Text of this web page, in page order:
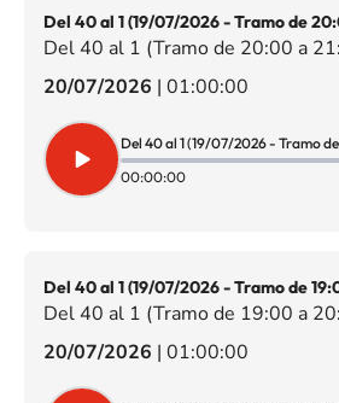
Del 40 al 1 (19/07/2026 - Tramo de
Del 40 al 1 (Tramo de 20:00 a
20/07/2026 | 01:00:00
00:00:00
Del 40 al 1 (19/07/2026 - Tramo de
Del 40 al 1 (Tramo de 19:00 a
20/07/2026 | 01:00:00